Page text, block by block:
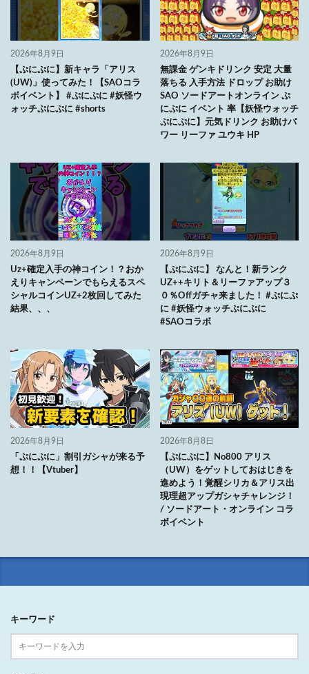
2026年8月9日
【ぷにぷに】新キャラ「アリス
(UW)」使ってみた！【SAOコラ
ボイベント】 #ぷにぷに #妖怪ウ
ォッチぷにぷに #shorts
2026年8月9日
無課金 ゲンキドリンク 安定 大量
落ちる 入手方法 ドロップ お助け
SAO ソードアートオンライン ぷ
にぷに イベント 率【妖怪ウォッチ
ぷにぷに】元気ドリンク お助けパ
ワー リーファ ユウキ HP
2026年8月9日
Uz+確定入手の神コイン！？おか
えりキャンペーンでもらえるスペ
シャルコインUZ+2枚回してみた
結果、、、
2026年8月9日
【ぷにぷに】 なんと！新ランク
UZ++キリト＆リーファアップ３
０％Offガチャ来ました！ #ぷにぷ
に #妖怪ウォッチぷにぷに
#SAOコラボ
2026年8月9日
「ぷにぷに」割引ガシャが来る予
想！！【Vtuber】
2026年8月8日
【ぷにぷに】No800 アリス
（UW）をゲットしておはじきを
進めよう！覚醒シリカ＆アリス出
現理超アップガシャチャレンジ！
/ ソードアート・オンライン コラ
ボイベント
キーワード